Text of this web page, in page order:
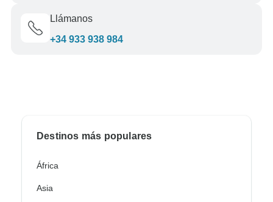
Llámanos
+34 933 938 984
Destinos más populares
África
Asia